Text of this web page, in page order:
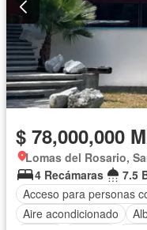
$ 78,000,000
Lomas del Rosario,
4 Recámaras
7.5
Acceso para personas
Aire acondicionado